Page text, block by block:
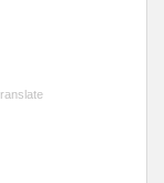
de la zona los